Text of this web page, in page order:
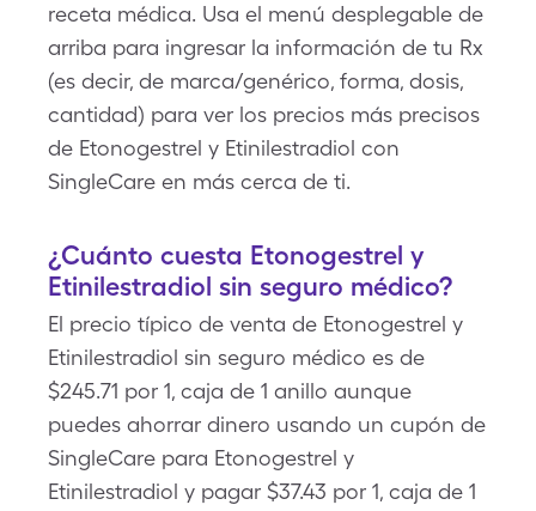
receta médica. Usa el menú desplegable de
arriba para ingresar la información de tu Rx
(es decir, de marca/genérico, forma, dosis,
cantidad) para ver los precios más precisos
de Etonogestrel y Etinilestradiol con
SingleCare en más cerca de ti.
¿Cuánto cuesta Etonogestrel y
Etinilestradiol sin seguro médico?
El precio típico de venta de Etonogestrel y
Etinilestradiol sin seguro médico es de
$245.71 por 1, caja de 1 anillo aunque
puedes ahorrar dinero usando un cupón de
SingleCare para Etonogestrel y
Etinilestradiol y pagar $37.43 por 1, caja de 1